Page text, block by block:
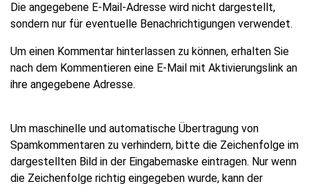
Die angegebene E-Mail-Adresse wird nicht dargestellt,
sondern nur für eventuelle Benachrichtigungen verwendet.
Um einen Kommentar hinterlassen zu können, erhalten Sie
nach dem Kommentieren eine E-Mail mit Aktivierungslink an
ihre angegebene Adresse.
Um maschinelle und automatische Übertragung von
Spamkommentaren zu verhindern, bitte die Zeichenfolge im
dargestellten Bild in der Eingabemaske eintragen. Nur wenn
die Zeichenfolge richtig eingegeben wurde, kann der